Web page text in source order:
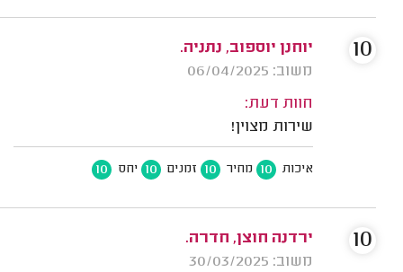
יוחנן יוספוב, נתניה.
משוב: 06/04/2025
חוות דעת:
שירות מצוין!
איכות 10 מחיר 10 זמנים 10 יחס 10
10
ירדנה חוצן, חדרה.
משוב: 30/03/2025
10